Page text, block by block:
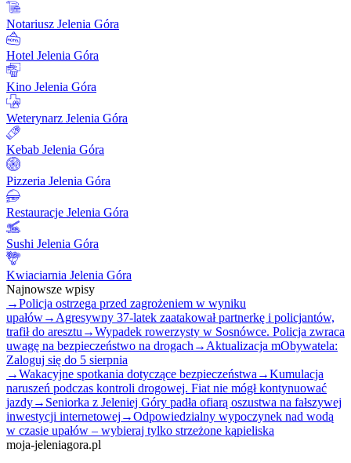
Notariusz Jelenia Góra
Hotel Jelenia Góra
Kino Jelenia Góra
Weterynarz Jelenia Góra
Kebab Jelenia Góra
Pizzeria Jelenia Góra
Restauracje Jelenia Góra
Sushi Jelenia Góra
Kwiaciarnia Jelenia Góra
Najnowsze wpisy
→Policja ostrzega przed zagrożeniem w wyniku
upałów→ Agresywny 37-latek zaatakował partnerkę i policjantów,
trafił do aresztu →Wypadek rowerzysty w Sosnówce. Policja zwraca
uwagę na bezpieczeństwo na drogach → Aktualizacja mObywatela:
Zaloguj się do 5 sierpnia
→Wakacyjne spotkania dotyczące bezpieczeństwa →Kumulacja
naruszeń podczas kontroli drogowej. Fiat nie mógł kontynuować
jazdy→ Seniorka z Jeleniej Góry padła ofiarą oszustwa na fałszywej
inwestycji internetowej →Odpowiedzialny wypoczynek nad wodą
w czasie upałów – wybieraj tylko strzeżone kąpieliska
moja-jeleniagora.pl